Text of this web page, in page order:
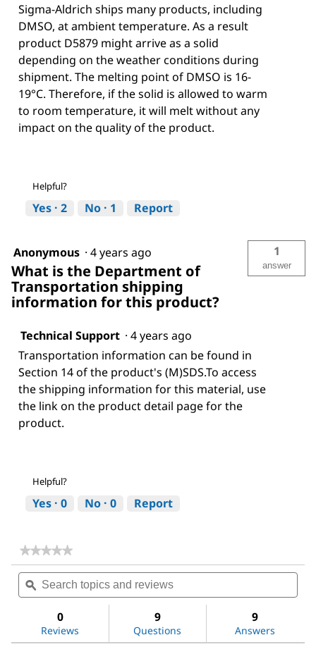
Sigma-Aldrich ships many products, including
DMSO, at ambient temperature. As a result
product D5879 might arrive as a solid
depending on the weather conditions during
shipment. The melting point of DMSO is 16-
19°C. Therefore, if the solid is allowed to warm
to room temperature, it will melt without any
impact on the quality of the product.
Helpful?
Yes · 2 No · 1 Report
Anonymous · 4 years ago
What is the Department of
Transportation shipping
information for this product?
1
answer
Technical Support · 4 years ago
Transportation information can be found in
Section 14 of the product's (M)SDS.To access
the shipping information for this material, use
the link on the product detail page for the
product.
Helpful?
Yes · 0 No · 0 Report
★★★★★
★★★★★
rating
value
for
sulfoxide
Search
topics
and
ϙ
0
Reviews
9
Questions
9
Answers